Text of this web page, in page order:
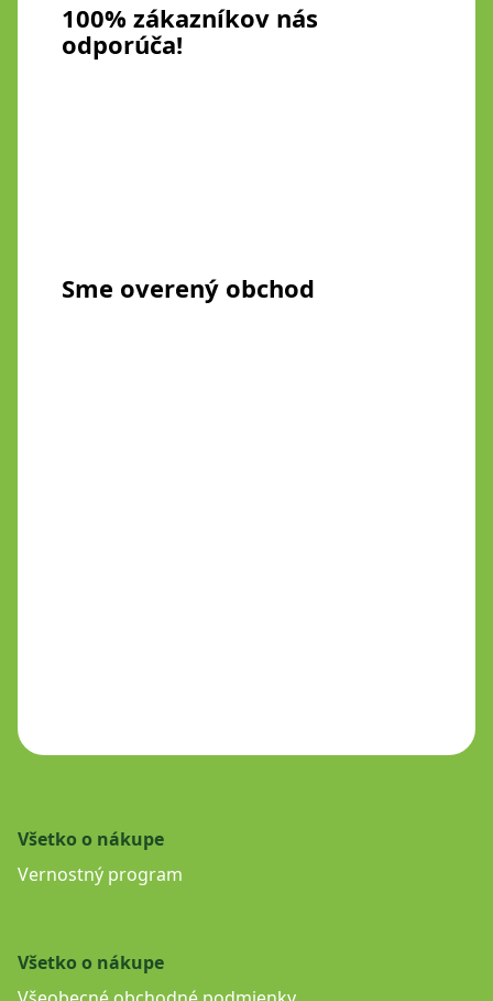
100% zákazníkov nás
odporúča!
Sme overený obchod
Všetko o nákupe
Vernostný program
Všetko o nákupe